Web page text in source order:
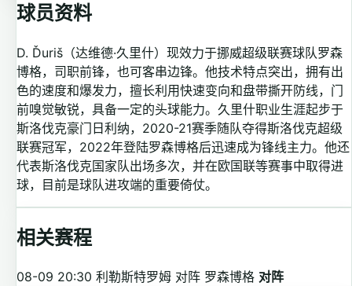
球员资料
D. Ďuriš（达维德·久里什）现效力于挪威超级联赛球队罗森
博格，司职前锋，也可客串边锋。他技术特点突出，拥有出
色的速度和爆发力，擅长利用快速变向和盘带撕开防线，门
前嗅觉敏锐，具备一定的头球能力。久里什职业生涯起步于
斯洛伐克豪门日利纳，2020-21赛季随队夺得斯洛伐克超级
联赛冠军，2022年登陆罗森博格后迅速成为锋线主力。他还
代表斯洛伐克国家队出场多次，并在欧国联等赛事中取得进
球，目前是球队进攻端的重要倚仗。
相关赛程
08-09 20:30 利勒斯特罗姆 对阵 罗森博格 对阵